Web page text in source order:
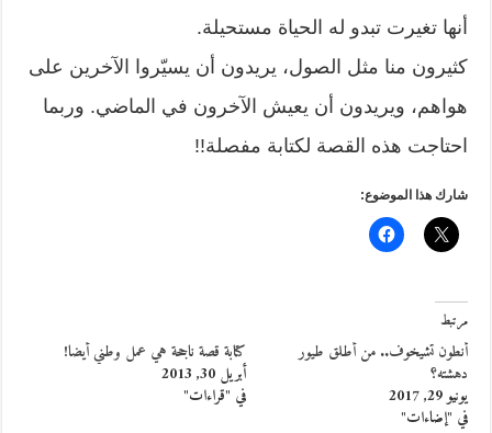
أنها تغيرت تبدو له الحياة مستحيلة.
كثيرون منا مثل الصول، يريدون أن يسيّروا الآخرين على
هواهم، ويريدون أن يعيش الآخرون في الماضي. وربما
احتاجت هذه القصة لكتابة مفصلة!!
شارك هذا الموضوع:
مرتبط
أنطون تشيخوف.. من أطلق طيور
دهشته؟
يونيو 29, 2017
في "إضاءات"
كتابة قصة ناجحة هي عمل وطني أيضا!
أبريل 30, 2013
في "قراءات"